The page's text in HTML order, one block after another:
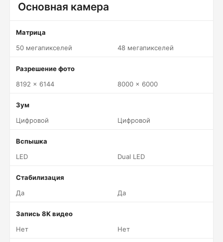
Основная камера
Матрица
50 мегапикселей
48 мегапикселей
Разрешение фото
8192 x 6144
8000 x 6000
Зум
Цифровой
Цифровой
Вспышка
LED
Dual LED
Стабилизация
Да
Да
Запись 8K видео
Нет
Нет